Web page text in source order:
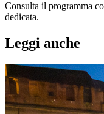
Consulta il programma
dedicata.
Leggi anche